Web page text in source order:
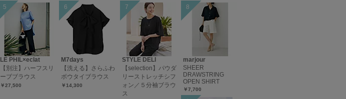
LE PHIL×eclat
【別注】ハーフスリ
ーブブラウス
￥27,500
M7days
【洗える】さらふわ
ボウタイブラウス
￥14,300
STYLE DELI
【selection】パウダ
リーストレッチシフ
ォン／５分袖ブラウ
ス
marjour
SHEER
DRAWSTRING
OPEN SHIRT
￥7,700